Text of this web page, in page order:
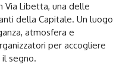
Via Libetta, una delle
della Capitale. Un luogo
atmosfera e
per accogliere
segno.